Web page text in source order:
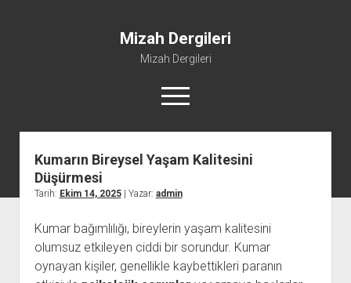
Mizah Dergileri
Mizah Dergileri
menüyü
aç
Kumarın Bireysel Yaşam Kalitesini
Düşürmesi
Tarih: Ekim 14, 2025| Yazar: admin
Kumar bağımlılığı, bireylerin yaşam kalitesini
olumsuz etkileyen ciddi bir sorundur. Kumar
oynayan kişiler, genellikle kaybettikleri paranın